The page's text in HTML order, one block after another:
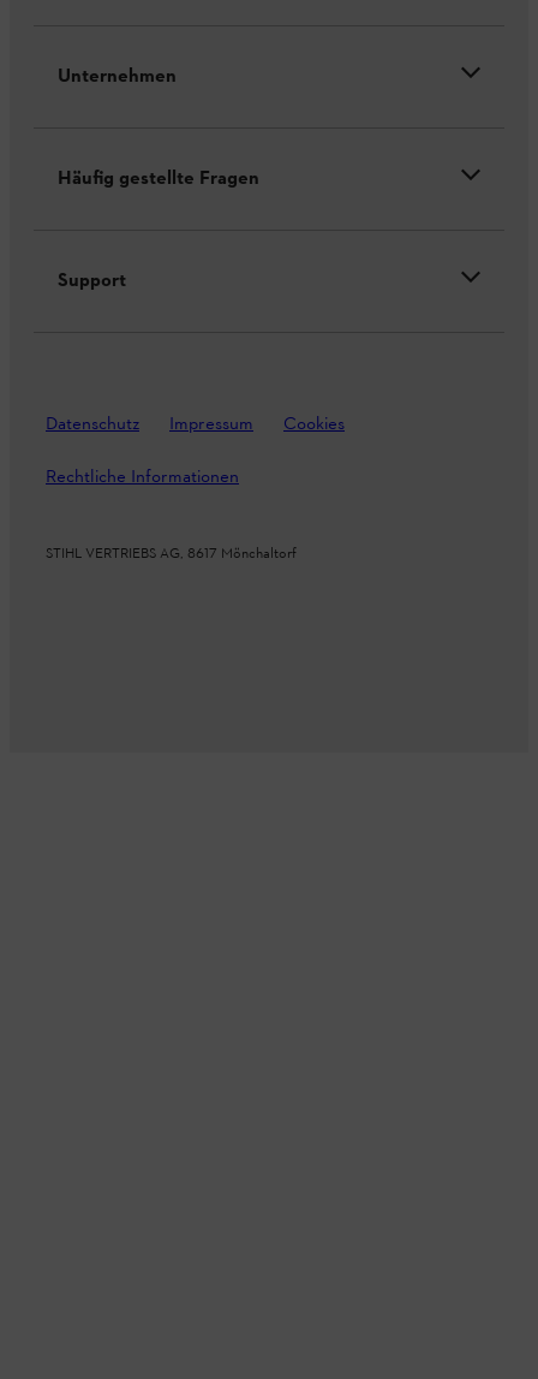
Unternehmen
Häufig gestellte Fragen
Support
Datenschutz Impressum Cookies
Rechtliche Informationen
STIHL VERTRIEBS AG, 8617 Mönchaltorf